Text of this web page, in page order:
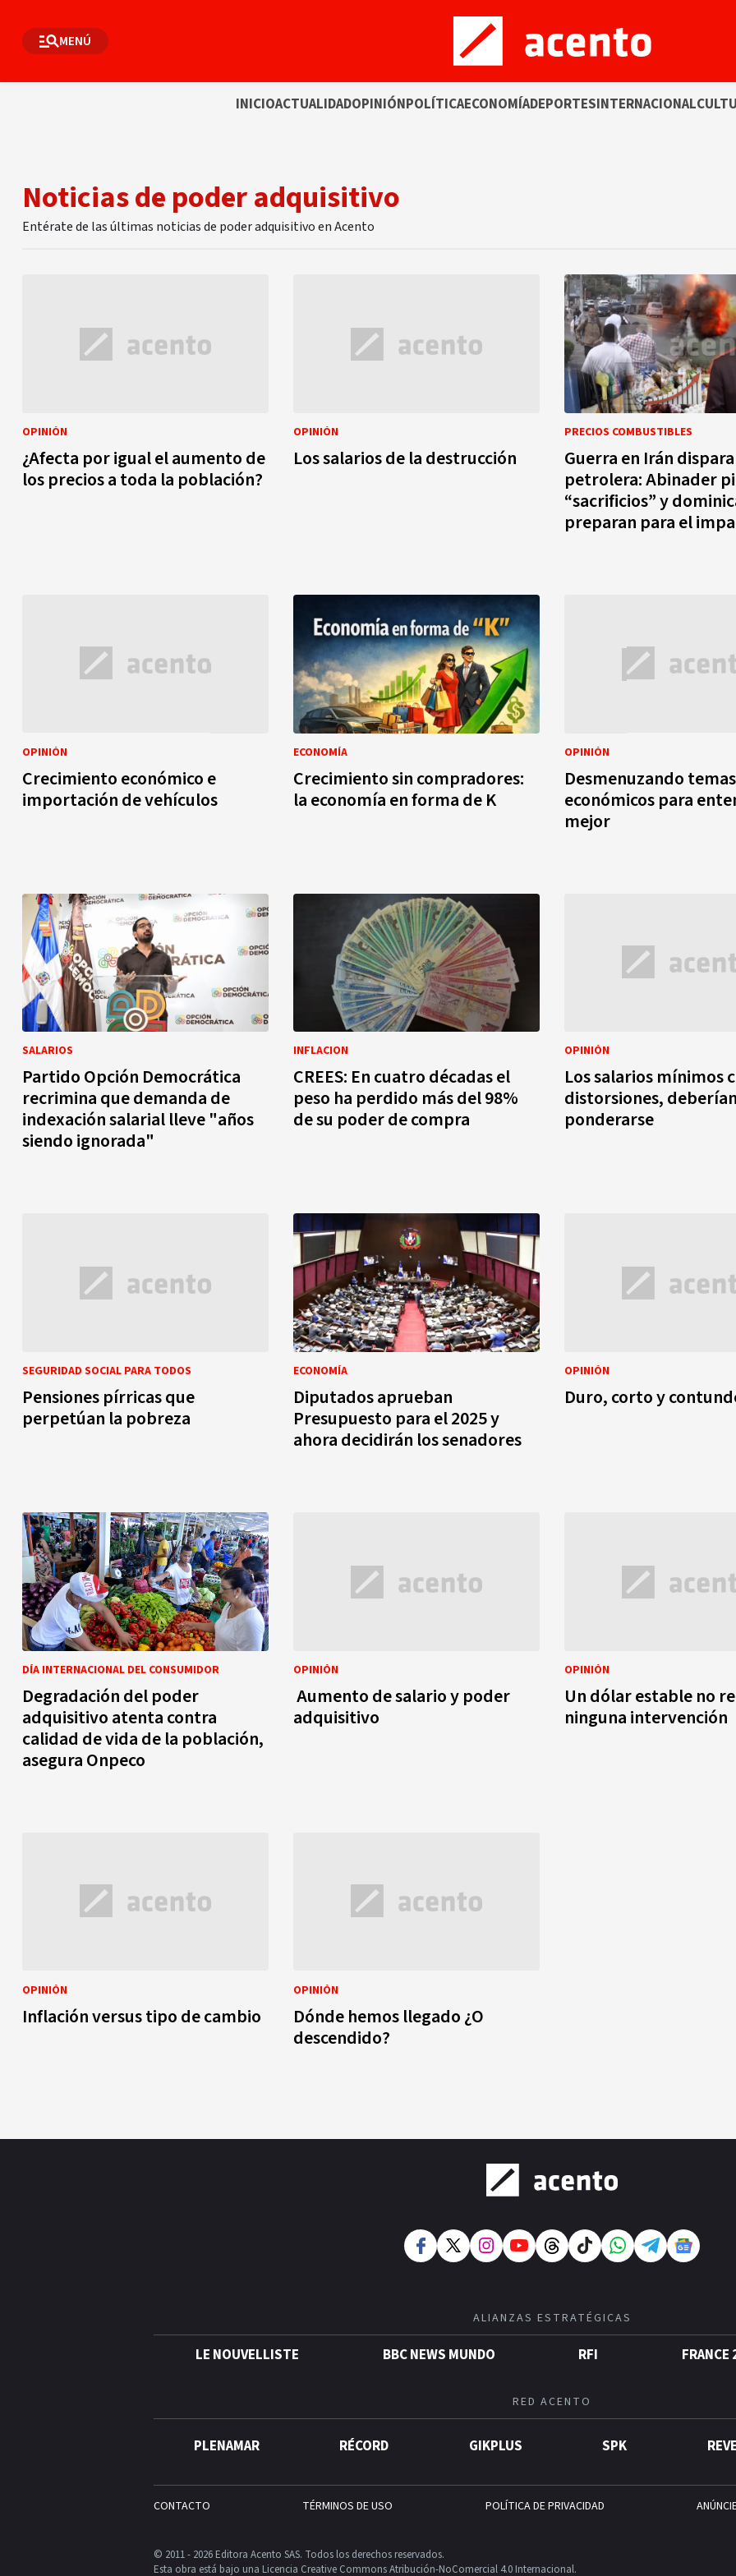
MENÚ
INICIOACTUALIDADOPINIÓNPOLÍTICAECONOMÍADEPORTESINTERNACIONAL
Noticias de poder adquisitivo
Entérate de las últimas noticias de poder adquisitivo en Acento
OPINIÓN
¿Afecta por igual el aumento de
los precios a toda la población?
OPINIÓN
Los salarios de la destrucción
PRECIOS COMBUSTIBLES
Guerra en Irán
petrolera: Abinader
“sacrificios” y
preparan para el
OPINIÓN
Crecimiento económico e
importación de vehículos
ECONOMÍA
Crecimiento sin compradores:
la economía en forma de K
OPINIÓN
Desmenuzando temas
económicos para
mejor
SALARIOS
Partido Opción Democrática
recrimina que demanda de
indexación salarial lleve "años
siendo ignorada"
INFLACION
CREES: En cuatro décadas el
peso ha perdido más del 98%
de su poder de compra
OPINIÓN
Los salarios mínimos
distorsiones, deberían
ponderarse
SEGURIDAD SOCIAL PARA TODOS
Pensiones pírricas que
perpetúan la pobreza
ECONOMÍA
Diputados aprueban
Presupuesto para el 2025 y
ahora decidirán los senadores
OPINIÓN
Duro, corto y
DÍA INTERNACIONAL DEL CONSUMIDOR
Degradación del poder
adquisitivo atenta contra
calidad de vida de la población,
asegura Onpeco
OPINIÓN
Aumento de salario y poder
adquisitivo
OPINIÓN
Un dólar estable no
ninguna intervención
OPINIÓN
Inflación versus tipo de cambio
OPINIÓN
Dónde hemos llegado ¿O
descendido?
ALIANZAS ESTRATÉGICAS
LE NOUVELLISTE BBC NEWS MUNDO RFI FRANCE
RED ACENTO
PLENAMAR RÉCORD GIKPLUS SPK
CONTACTO TÉRMINOS DE USO POLÍTICA DE PRIVACIDAD
© 2011 - 2026 Editora Acento SAS. Todos los derechos reservados.
Esta obra está bajo una Licencia Creative Commons Atribución-NoComercial 4.0 Internacional.